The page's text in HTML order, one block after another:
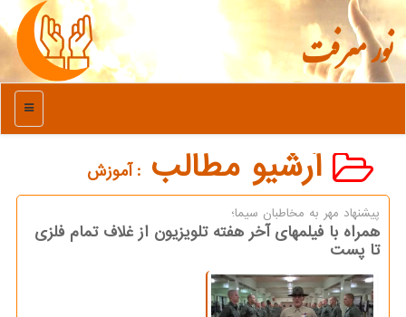
نور معرفت
منو
آرشیو مطالب : آموزش
پیشنهاد مهر به مخاطبان سیما؛
همراه با فیلمهای آخر هفته تلویزیون از غلاف تمام فلزی
تا پست